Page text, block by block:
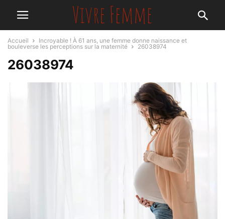
Accueil
Incroyable ! À 61 ans, une femme donne naissance et
bouleverse les perceptions sur la maternité
26038974
26038974